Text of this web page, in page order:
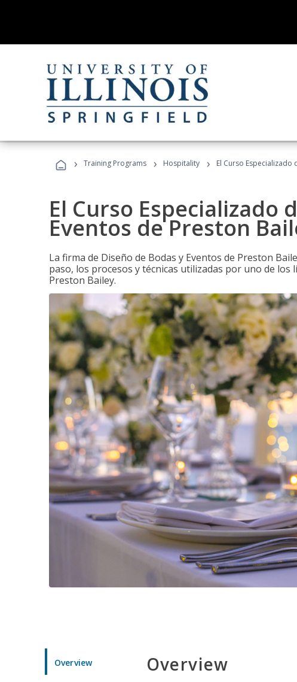
› Training Programs › Hospitality › El Curso Especializado
El Curso Especializado
Eventos de Preston
La firma de Diseño de Bodas y Eventos de Preston
paso, los procesos y técnicas utilizadas por uno de los
Preston Bailey.
Overview Overview